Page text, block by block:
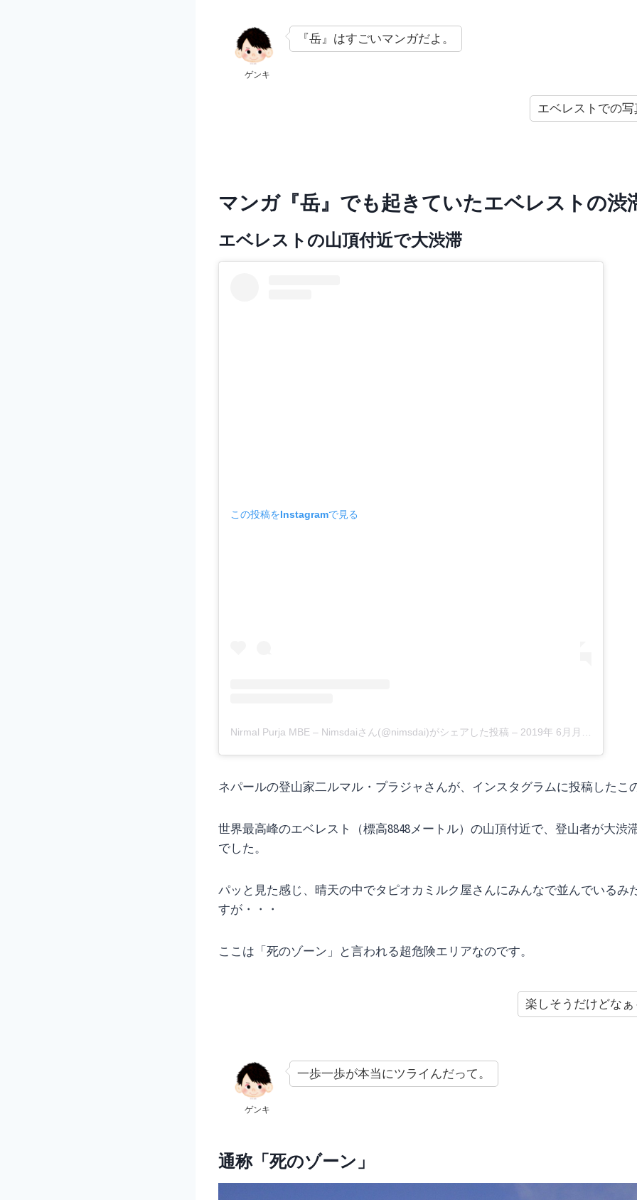
ゲンキ
『岳』はすごいマンガだよ。
エベレストでの
マンガ『岳』でも起きていたエベレストの渋
エベレストの山頂付近で大渋滞
この投稿をInstagramで見る
Nirmal Purja MBE – Nimsdaiさん(@nimsdai)がシェアした投稿 – 2019年 6月月3日午前8時51分PDT
ネパールの登山家二ルマル・プラジャさんが、インスタグラムに投稿したこ
世界最高峰のエベレスト（標高8848メートル）の山頂付近で、登山者が大渋
でした。
パッと見た感じ、晴天の中でタピオカミルク屋さんにみんなで並んでいるみ
すが・・・
ここは「死のゾーン」と言われる超危険エリアなのです。
楽しそうだけどな
ゲンキ
一歩一歩が本当にツライんだって。
通称「死のゾーン」